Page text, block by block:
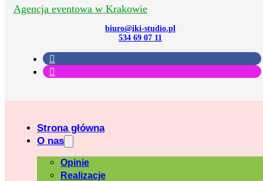
Agencja eventowa w Krakowie
biuro@iki-studio.pl
534 69 07 11
Strona główna
O nas
Opinie
Realizacje